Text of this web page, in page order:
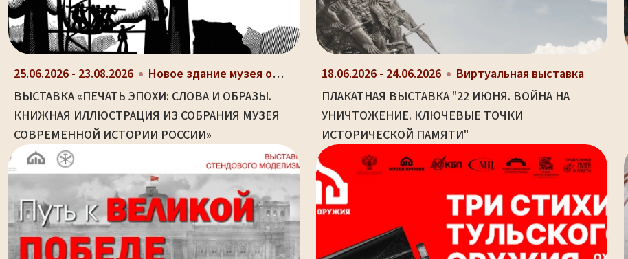
25.06.2026 - 23.08.2026
Новое здание музея оружия (ул. Октябрьская, д. 2)
ВЫСТАВКА «ПЕЧАТЬ ЭПОХИ: СЛОВА И ОБРАЗЫ.
КНИЖНАЯ ИЛЛЮСТРАЦИЯ ИЗ СОБРАНИЯ МУЗЕЯ
СОВРЕМЕННОЙ ИСТОРИИ РОССИИ»
18.06.2026 - 24.06.2026
Виртуальная выставка
ПЛАКАТНАЯ ВЫСТАВКА "22 ИЮНЯ. ВОЙНА НА
УНИЧТОЖЕНИЕ. КЛЮЧЕВЫЕ ТОЧКИ
ИСТОРИЧЕСКОЙ ПАМЯТИ"